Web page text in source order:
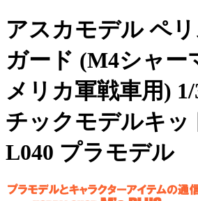
アスカモデル ペ
ガード (M4シャー
メリカ軍戦車用)
チックモデルキッ
L040 プラモデル